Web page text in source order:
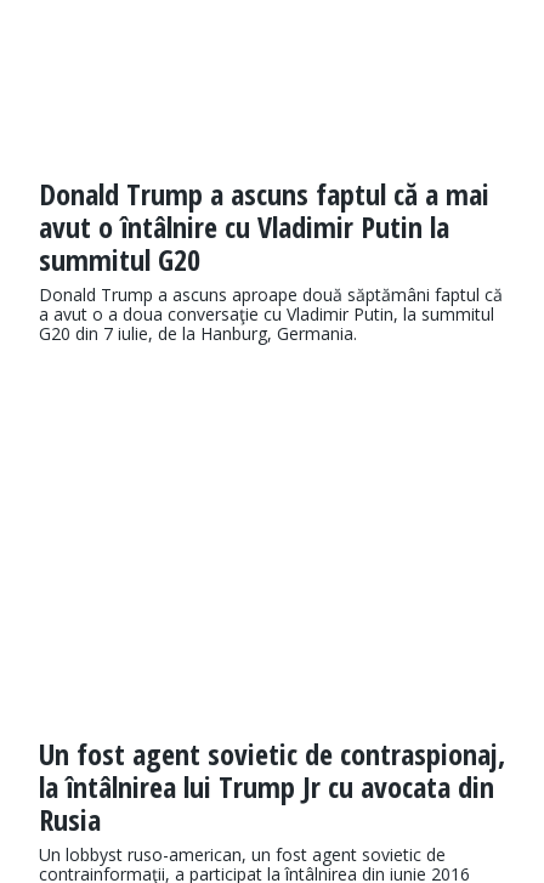
Donald Trump a ascuns faptul că a mai
avut o întâlnire cu Vladimir Putin la
summitul G20
Donald Trump a ascuns aproape două săptămâni faptul că
a avut o a doua conversaţie cu Vladimir Putin, la summitul
G20 din 7 iulie, de la Hanburg, Germania.
Un fost agent sovietic de contraspionaj,
la întâlnirea lui Trump Jr cu avocata din
Rusia
Un lobbyst ruso-american, un fost agent sovietic de
contrainformaţii, a participat la întâlnirea din iunie 2016